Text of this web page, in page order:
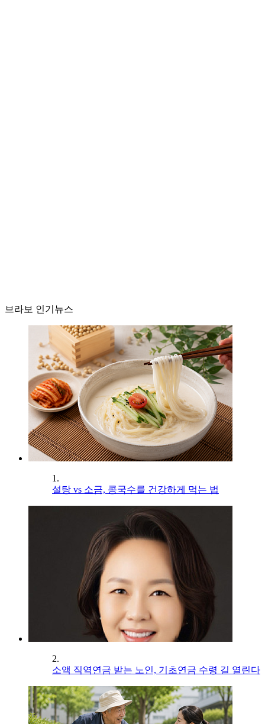
브라보 인기뉴스
1.
설탕 vs 소금, 콩국수를 건강하게 먹는 법
2.
소액 직역연금 받는 노인, 기초연금 수령 길 열린다